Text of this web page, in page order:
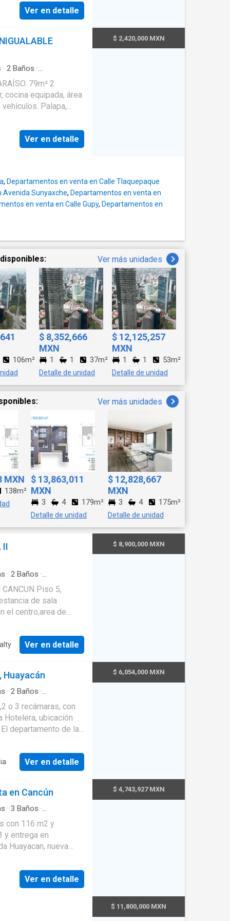
para tus fechas
en tu día a
privados, zona
para el máximo
● Cocina
comedor con
con baño
🏊‍♂️
área de camastros.
y asador para
● Doble
las 24 horas. ●
Ver en detalle
· 2 Baños ·
·
para personas
·Sala polivalente ·
televisión ·Electricidad
79m² 2
cocina equipada, área
Palapa,
Ver en detalle
$ 2,420,000 MXN
, Departamentos en venta en Calle Tlaquepaque
Avenida Sunyaxche, Departamentos en venta en
en venta en Calle Gupy, Departamentos en
Ver más unidades
106m²
$ 8,352,666
MXN
1 1 37m²
Detalle de unidad
$ 12,125,257
MXN
1 1 53m²
Detalle de unidad
Ver más unidades
MXN
138m²
$ 13,863,011
MXN
3 4 179m²
Detalle de unidad
$ 12,828,667
MXN
3 4 175m²
Detalle de unidad
II
· 2 Baños ·
de Limpieza
·Jardín·Recámara
CANCUN Piso 5,
de sala
el centro,area de
Ver en detalle
$ 8,900,000 MXN
Huayacán
· 2 Baños ·
o 3 recámaras, con
Hotelera, ubicación
departamento de la
de 2028
de 20 amenidades
de tu inversión!!
Ciclovia Tenis
Business center
bar Spa Bar sky
Asadores Area
Junior club Pet
paga el enganche.
Entrega
Ver en detalle
$ 6,054,000 MXN
en Cancún
· 3 Baños ·
polivalente·Internet
con 116 m2 y
y entrega en
Huayacan, nueva
Tenemos
en diciembre 2027 y
Ver en detalle
$ 4,743,927 MXN
$ 11,800,000 MXN